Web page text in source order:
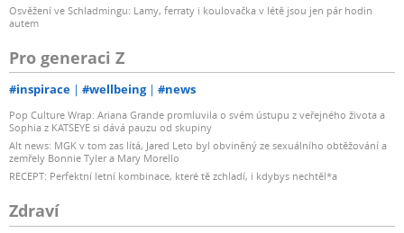
Osvěžení ve Schladmingu: Lamy, ferraty i koulovačka v létě jsou jen pár hodin
autem
Pro generaci Z
#inspirace #wellbeing #news
Pop Culture Wrap: Ariana Grande promluvila o svém ústupu z veřejného života a
Sophia z KATSEYE si dává pauzu od skupiny
Alt news: MGK v tom zas lítá, Jared Leto byl obviněný ze sexuálního obtěžování a
zemřely Bonnie Tyler a Mary Morello
RECEPT: Perfektní letní kombinace, které tě zchladí, i kdybys nechtěl*a
Zdraví